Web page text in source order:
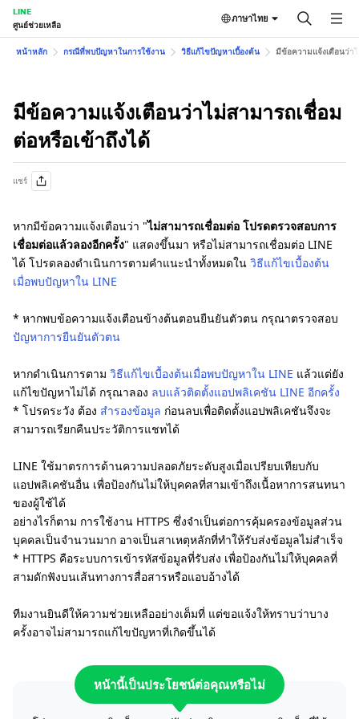
LINE
ศูนย์ช่วยเหลือ
ภาษาไทย
หน้าหลัก กรณีที่พบปัญหาในการใช้งาน วิธีแก้ไขปัญหาเบื้องต้น มีข้อความแจ้งเตือนว่า
มีข้อความแจ้งเตือนว่าไม่สามารถเชื่อม
ต่อหรือเข้าถึงได้
แชร์
หากมีข้อความแจ้งเตือนว่า "ไม่สามารถเชื่อมต่อ โปรดตรวจสอบการ
เชื่อมต่อแล้วลองอีกครั้ง" แสดงขึ้นมา หรือไม่สามารถเชื่อมต่อ LINE
ได้ โปรดลองดำเนินการตามคำแนะนำทั้งหมดใน วิธีแก้ไขเบื้องต้น
เมื่อพบปัญหาใน LINE
* หากพบข้อความแจ้งเตือนข้างต้นตอนยืนยันตัวตน กรุณาตรวจสอบ
ปัญหาการยืนยันตัวตน
หากดำเนินการตาม วิธีแก้ไขเบื้องต้นเมื่อพบปัญหาใน LINE แล้วแต่ยัง
แก้ไขปัญหาไม่ได้ กรุณาลอง ลบแล้วติดตั้งแอปพลิเคชัน LINE อีกครั้ง
* โปรดระวัง ต้อง สำรองข้อมูล ก่อนลบเพื่อติดตั้งแอปพลิเคชันจึงจะ
สามารถเรียกคืนประวัติการแชทได้
LINE ใช้มาตรการด้านความปลอดภัยระดับสูงเมื่อเปรียบเทียบกับ
แอปพลิเคชันอื่น เพื่อป้องกันไม่ให้บุคคลที่สามเข้าถึงเนื้อหาการสนทนา
ของผู้ใช้ได้
อย่างไรก็ตาม การใช้งาน HTTPS ซึ่งจำเป็นต่อการคุ้มครองข้อมูลส่วน
บุคคลเป็นจำนวนมาก อาจเป็นสาเหตุหลักที่ทำให้รับส่งข้อมูลไม่สำเร็จ
* HTTPS คือระบบการเข้ารหัสข้อมูลที่รับส่ง เพื่อป้องกันไม่ให้บุคคลที่
สามดักฟังบนเส้นทางการสื่อสารหรือแอบอ้างได้
ทีมงานยินดีให้ความช่วยเหลืออย่างเต็มที่ แต่ขอแจ้งให้ทราบว่าบาง
ครั้งอาจไม่สามารถแก้ไขปัญหาที่เกิดขึ้นได้
หน้านี้เป็นประโยชน์ต่อคุณหรือไม่